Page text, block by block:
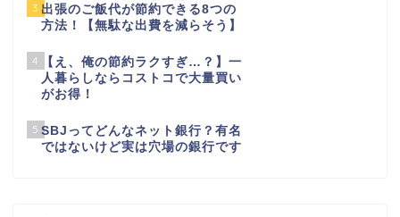
3 出張のご飯代が節約できる8つの
方法！【無駄な出費を減らそう】
4
【え、俺の節約ラクすぎ…？】一
人暮らしならコストコで大量買い
がお得！
5 SBJってどんなネット銀行？有名
ではないけど実は穴場の銀行です